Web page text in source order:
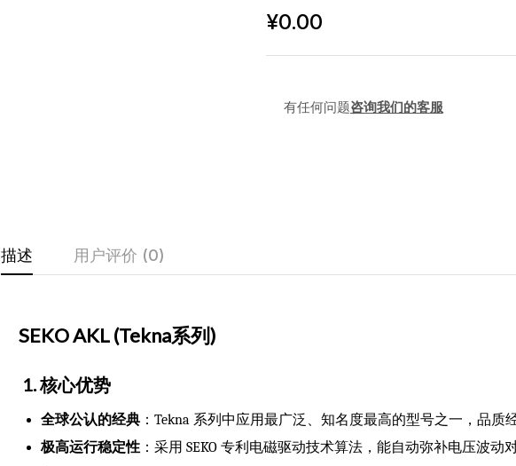
¥0.00
有任何问题咨询我们的客服
描述 用户评价 (0)
SEKO AKL (Tekna系列)
1. 核心优势
全球公认的经典 ：Tekna 系列中应用最广泛、知名度最高的型号之一，品质
极高运行稳定性 ：采用 SEKO 专利电磁驱动技术算法，能自动弥补电压波动